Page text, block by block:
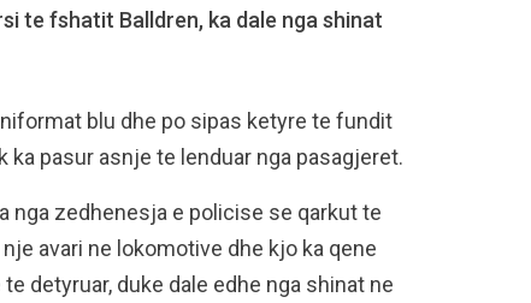
te fshatit Balldren, ka dale nga shinat
blu dhe po sipas ketyre te fundit
pasur asnje te lenduar nga pasagjeret.
nga zedhenesja e policise se qarkut te
avari ne lokomotive dhe kjo ka qene
detyruar, duke dale edhe nga shinat ne